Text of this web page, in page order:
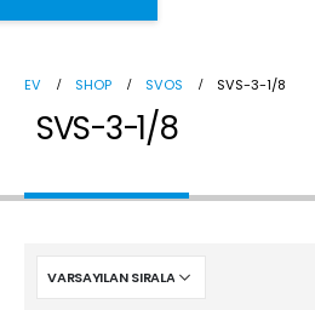
EV SHOP SVOS SVS-3-1/8
SVS-3-1/8